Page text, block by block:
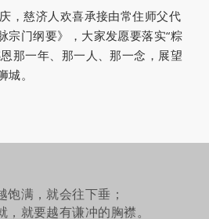
，慈济人欢喜承接由常住师父代
宗门纲要》，大家发愿要落实“粽
那一年、那一人、那一念，展望
。
饱满，就会往下垂；
就要越有谦冲的胸襟。